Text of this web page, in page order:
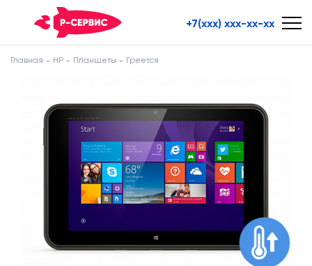
+7(xxx) xxx-xx-xx
Главная HP Планшеты Греется